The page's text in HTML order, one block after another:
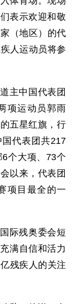
表示欢迎和敬
（地区）的代
人运动员将参
主中国代表团
项运动员郭雨
五星红旗，行
代表团共217
个大项、73个
以来，代表团
项目最全的一
际残奥委会短
满自信和活力
残疾人的关注